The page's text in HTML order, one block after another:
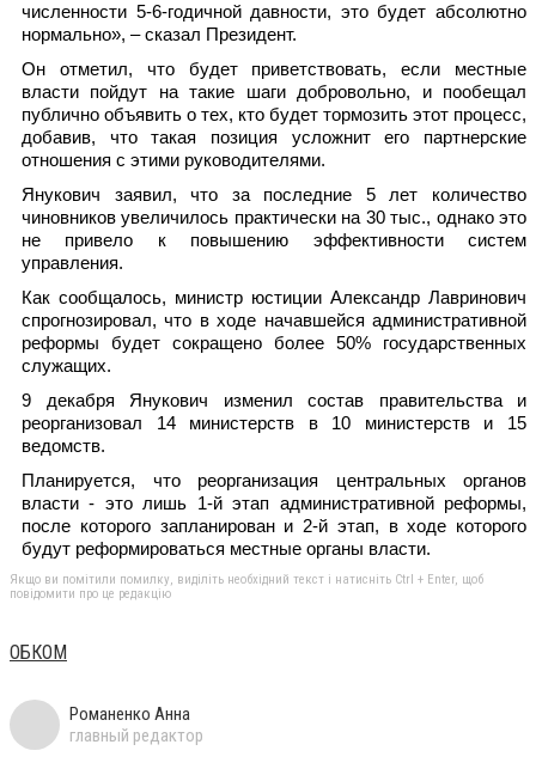
численности 5-6-годичной давности, это будет абсолютно
нормально», – сказал Президент.
Он отметил, что будет приветствовать, если местные
власти пойдут на такие шаги добровольно, и пообещал
публично объявить о тех, кто будет тормозить этот процесс,
добавив, что такая позиция усложнит его партнерские
отношения с этими руководителями.
Янукович заявил, что за последние 5 лет количество
чиновников увеличилось практически на 30 тыс., однако это
не привело к повышению эффективности систем
управления.
Как сообщалось, министр юстиции Александр Лавринович
спрогнозировал, что в ходе начавшейся административной
реформы будет сокращено более 50% государственных
служащих.
9 декабря Янукович изменил состав правительства и
реорганизовал 14 министерств в 10 министерств и 15
ведомств.
Планируется, что реорганизация центральных органов
власти - это лишь 1-й этап административной реформы,
после которого запланирован и 2-й этап, в ходе которого
будут реформироваться местные органы власти.
Якщо ви помітили помилку, виділіть необхідний текст і натисніть Ctrl + Enter, щоб
повідомити про це редакцію
ОБКОМ
Романенко Анна
главный редактор